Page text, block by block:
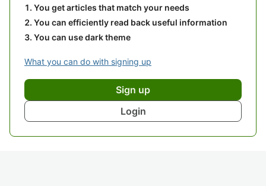
You get articles that match your needs
You can efficiently read back useful information
You can use dark theme
What you can do with signing up
Sign up
Login